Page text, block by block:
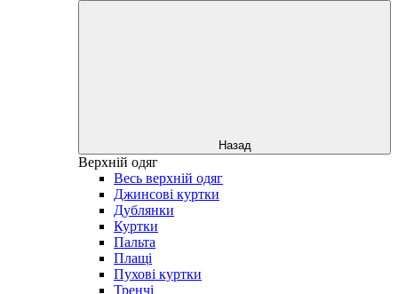
Назад
Верхній одяг
Весь верхній одяг
Джинсові куртки
Дублянки
Куртки
Пальта
Плащі
Пухові куртки
Тренчі